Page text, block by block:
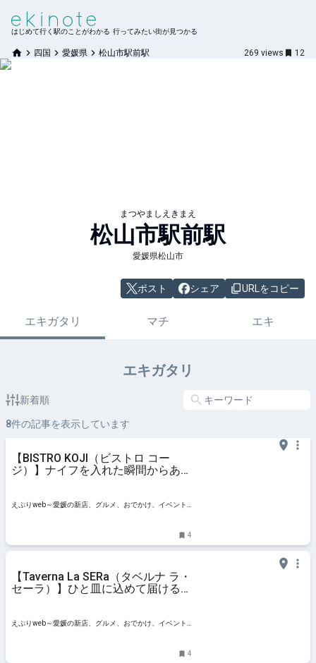
はじめて行く駅のことがわかる 行ってみたい街が見つかる
四国 愛媛県 松山市駅前駅 269 views 12
まつやましえきまえ
松山市駅前駅
愛媛県松山市
ポスト シェア URLをコピー
エキガタリ マチ エキ
エキガタリ
新着順
8件の記事を表示しています
【BISTRO KOJI（ビストロ コー
ジ）】ナイフを入れた瞬間からあふ
市）
えぷりweb～愛媛の新店、グルメ、おでかけ、イベント
4
【Taverna La SERa（タベルナ ラ・
セーラ）】ひと皿に込めて届けるイ
えぷりweb～愛媛の新店、グルメ、おでかけ、イベント
4